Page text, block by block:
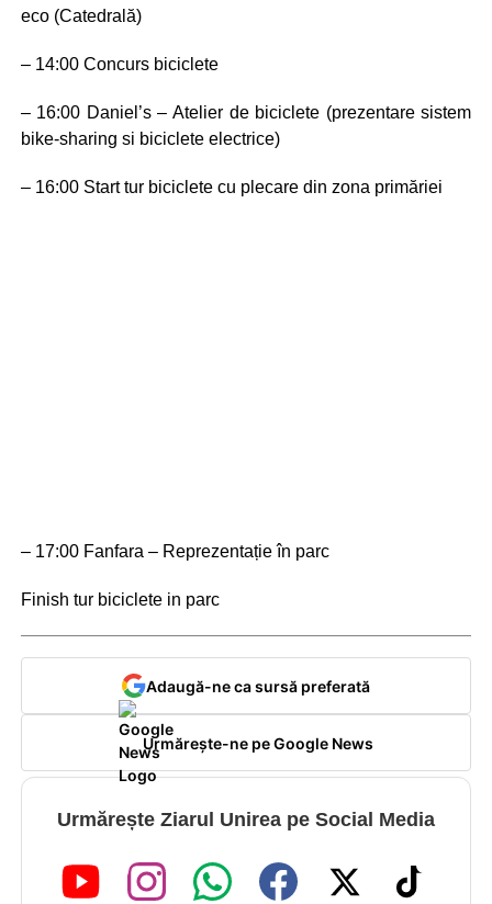
eco (Catedrală)
– 14:00 Concurs biciclete
– 16:00 Daniel’s – Atelier de biciclete (prezentare sistem
bike-sharing si biciclete electrice)
– 16:00 Start tur biciclete cu plecare din zona primăriei
– 17:00 Fanfara – Reprezentație în parc
Finish tur biciclete in parc
Adaugă-ne ca sursă preferată
Urmărește-ne pe Google News
Urmărește Ziarul Unirea pe Social Media